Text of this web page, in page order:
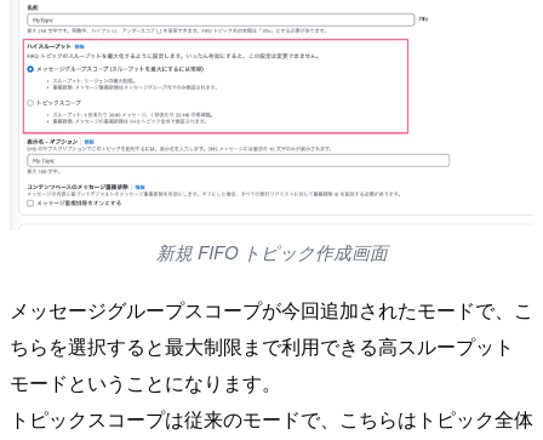
新規 FIFO トピック作成画面
メッセージグループスコープが今回追加されたモードで、こ
ちらを選択すると最大制限まで利用できる高スループット
モードということになります。
トピックスコープは従来のモードで、こちらはトピック全体